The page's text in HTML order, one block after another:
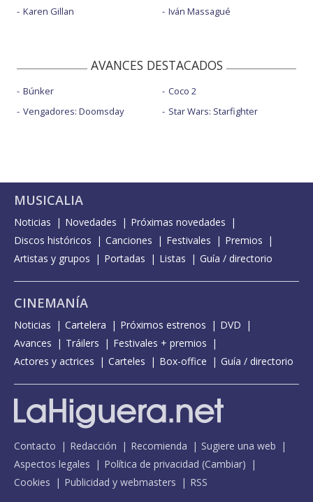
Karen Gillan
Iván Massagué
AVANCES DESTACADOS
Búnker
Vengadores: Doomsday
Coco 2
Star Wars: Starfighter
MUSICALIA
Noticias Novedades
Próximas novedades
Discos históricos
Canciones Festivales
Premios
Artistas y grupos
Portadas Listas Guía / directorio
CINEMANÍA
Noticias Cartelera Próximos estrenos
DVD
Avances
Tráilers
Festivales + premios
Actores y actrices
Carteles Box-office Guía / directorio
Contacto Redacción Recomienda
Sugiere una web
Aspectos legales
Política de privacidad (Cambiar)
Cookies
Publicidad y webmasters RSS